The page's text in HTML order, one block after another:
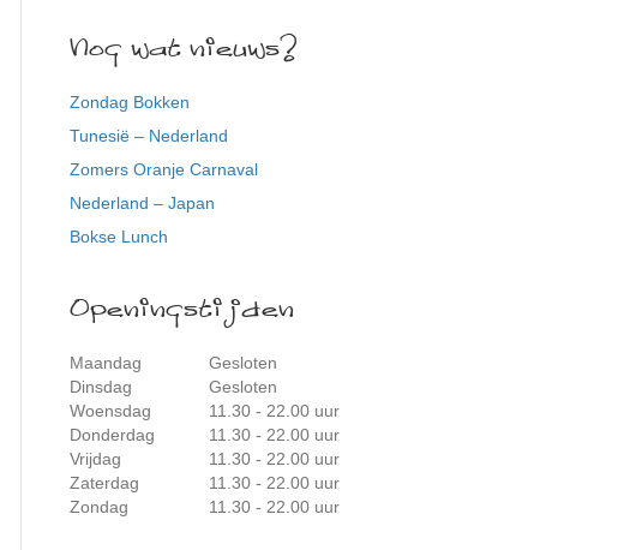
Nog wat nieuws?
Zondag Bokken
Tunesië – Nederland
Zomers Oranje Carnaval
Nederland – Japan
Bokse Lunch
Openingstijden
Maandag
Gesloten
Dinsdag
Gesloten
Woensdag
11.30 - 22.00 uur
Donderdag
11.30 - 22.00 uur
Vrijdag
11.30 - 22.00 uur
Zaterdag
11.30 - 22.00 uur
Zondag
11.30 - 22.00 uur